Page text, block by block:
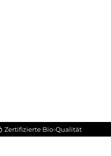
Zertifizierte Bio-Qualität